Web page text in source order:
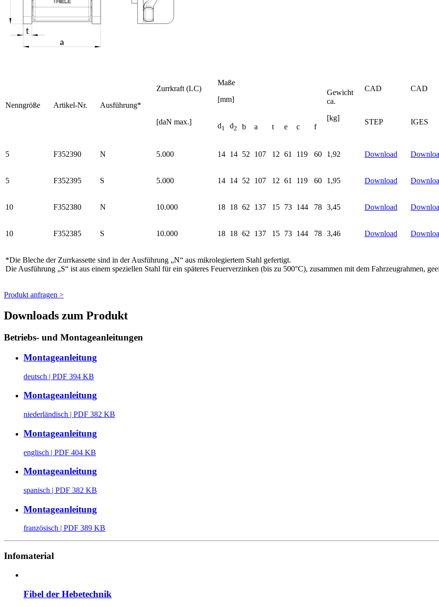
Nenngröße Artikel-Nr. Ausführung*
Zurrkraft (LC)
[daN max.]
Maße
[mm]
Gewicht
ca.
[kg]
CAD
STEP
CAD
IGES
d1 d2 b a t e c f
5 F352390 N 5.000 14 14 52 107 12 61 119 60 1,92 Download
5 F352395 S 5.000 14 14 52 107 12 61 119 60 1,95 Download
10 F352380 N 10.000 18 18 62 137 15 73 144 78 3,45 Download
10 F352385 S 10.000 18 18 62 137 15 73 144 78 3,46 Download
*Die Bleche der Zurrkassette sind in der Ausführung „N“ aus mikrolegiertem Stahl gefertigt.
Die Ausführung „S“ ist aus einem speziellen Stahl für ein späteres Feuerverzinken (bis zu 500°C), zusammen mit dem Fahrzeugrahmen,
Produkt anfragen >
Downloads zum Produkt
Betriebs- und Montageanleitungen
Montageanleitung
deutsch | PDF 394 KB
Montageanleitung
niederländisch | PDF 382 KB
Montageanleitung
englisch | PDF 404 KB
Montageanleitung
spanisch | PDF 382 KB
Montageanleitung
französisch | PDF 389 KB
Infomaterial
Fibel der Hebetechnik